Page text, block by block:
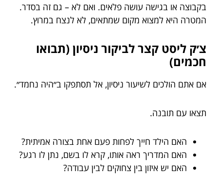
בקבוצה או בגישה עושה פלאים. ואם לא – גם זה בסדר.
המטרה היא למצוא מקום שמתאים, לא לנצח במרוץ.
צ׳ק ליסט קצר לביקור ניסיון (תבואו
חכמים)
אם אתם הולכים לשיעור ניסיון, אל תסתפקו ב״היה נחמד״.
תצאו עם תובנה.
האם הילד חייך לפחות פעם אחת בצורה אמיתית?
האם המדריך ראה אותו, קרא לו בשם, נתן לו רגע?
האם יש איזון בין צחוקים לבין עבודה?